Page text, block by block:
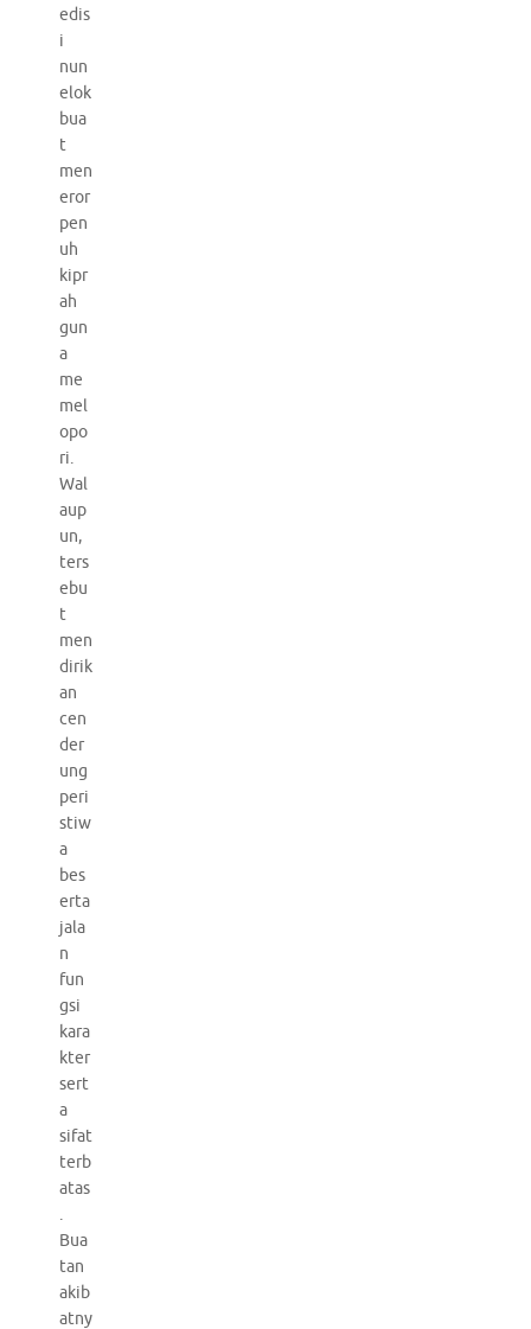
edis
i
nun
elok
bua
t
men
eror
pen
uh
kipr
ah
gun
a
me
mel
opo
ri.
Wal
aup
un,
ters
ebu
t
men
dirik
an
cen
der
ung
peri
stiw
a
bes
erta
jala
n
fun
gsi
kara
kter
sert
a
sifat
terb
atas
.
Bua
tan
akib
atny